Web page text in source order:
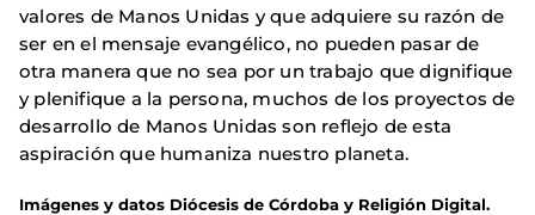
valores de Manos Unidas y que adquiere su razón de
ser en el mensaje evangélico, no pueden pasar de
otra manera que no sea por un trabajo que dignifique
y plenifique a la persona, muchos de los proyectos de
desarrollo de Manos Unidas son reflejo de esta
aspiración que humaniza nuestro planeta.
Imágenes y datos Diócesis de Córdoba y Religión Digital.